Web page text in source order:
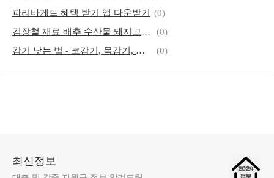
파리바게트 혜택 받기 앱 다운받기
(0)
김장철 재료 배추 수산물 돼지고기 절임배추 할인정보
(0)
감기 낫는 법 - 코감기, 목감기, 기침감기
(0)
최신정보